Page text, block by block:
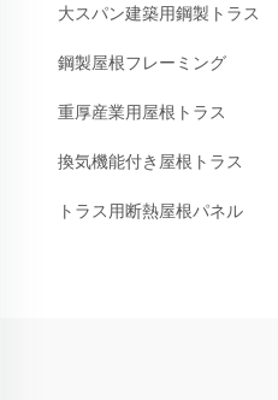
大スパン建築用鋼製トラス
鋼製屋根フレーミング
重厚産業用屋根トラス
換気機能付き屋根トラス
トラス用断熱屋根パネル